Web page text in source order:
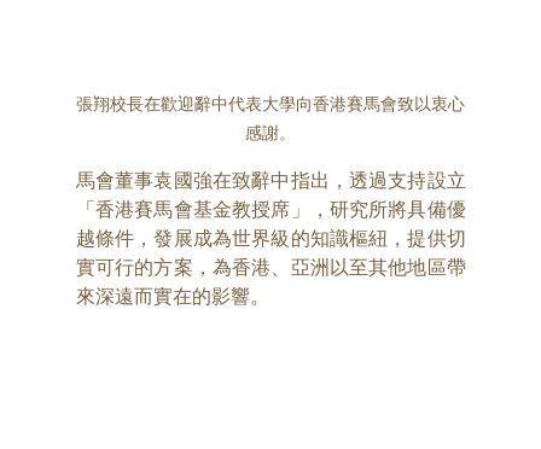
張翔校長在歡迎辭中代表大學向香港賽馬會致以衷心
感謝。
馬會董事袁國強在致辭中指出，透過支持設立
「香港賽馬會基金教授席」，研究所將具備優
越條件，發展成為世界級的知識樞紐，提供切
實可行的方案，為香港、亞洲以至其他地區帶
來深遠而實在的影響。